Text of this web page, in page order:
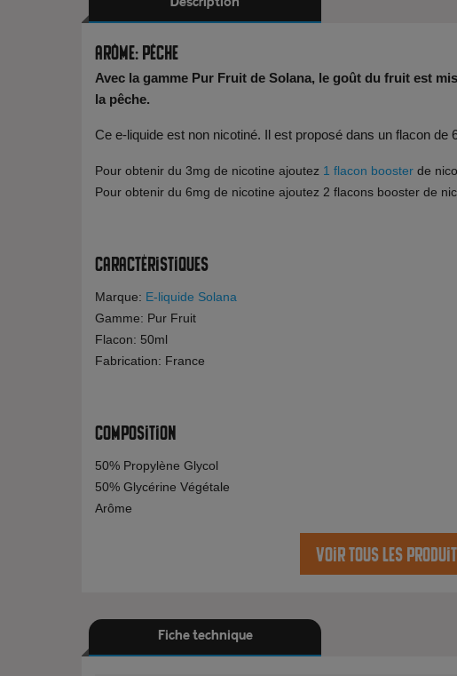
Description
Arôme: Pêche
Avec la gamme Pur Fruit de Solana, le goût du fruit est
la pêche.
Ce e-liquide est non nicotiné. Il est proposé dans un flacon de
Pour obtenir du 3mg de nicotine ajoutez 1 flacon booster de
Pour obtenir du 6mg de nicotine ajoutez 2 flacons booster de
Caractéristiques
Marque: E-liquide Solana
Gamme: Pur Fruit
Flacon: 50ml
Fabrication: France
Composition
50% Propylène Glycol
50% Glycérine Végétale
Arôme
Voir tous les
Fiche technique